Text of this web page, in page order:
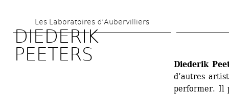
au
contenu
principal
Les Laboratoires d’Aubervilliers
DIEDERIK
PEETERS
Diederik
d’autres
performer. Il